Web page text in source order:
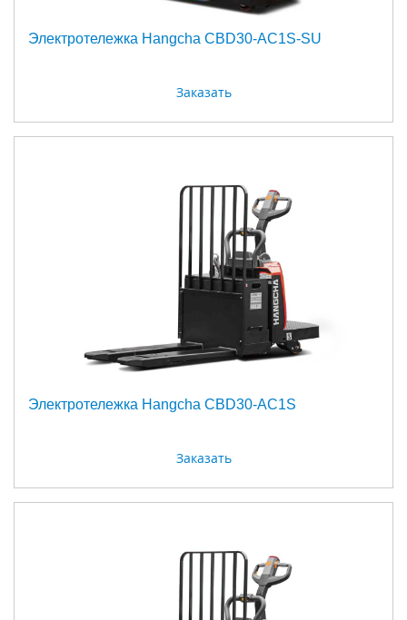
Электротележка Hangcha CBD30-AC1S-SU
Заказать
Электротележка Hangcha CBD30-AC1S
Заказать